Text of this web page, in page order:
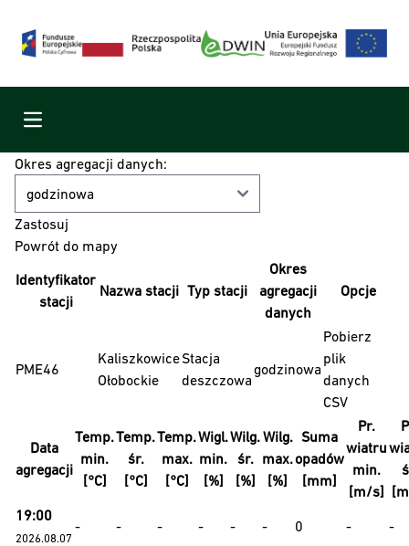
Menu
Okres agregacji danych:
Powrót do mapy
Identyfikator
stacji
Nazwa stacji Typ stacji
Okres
agregacji
danych
Opcje
PME46
Kaliszkowice
Ołobockie
Stacja
deszczowa
godzinowa
Pobierz
plik
danych
CSV
Data
agregacji
Temp.
min.
[°C]
Temp.
śr.
[°C]
Temp.
max.
[°C]
Wigl.
min.
[%]
Wilg.
śr.
[%]
Wilg.
max.
[%]
Suma
opadów
[mm]
Pr.
wiatru
min.
[m/s]
19:00
2026.08.07
- - - - - - 0 - -